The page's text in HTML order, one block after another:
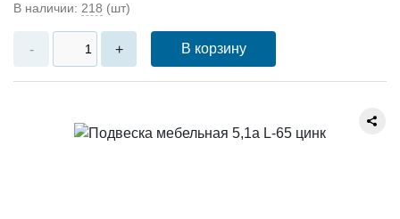
В наличии: 218 (шт)
- + В корзину